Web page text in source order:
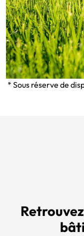
* Sous réserve de